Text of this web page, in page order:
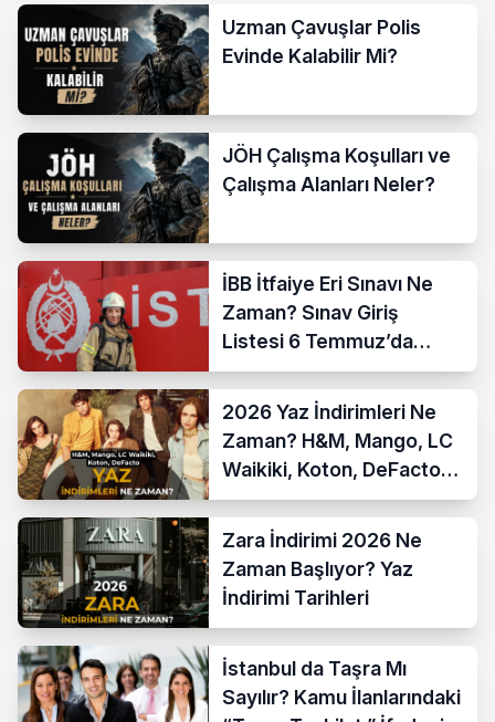
Uzman Çavuşlar Polis
Evinde Kalabilir Mi?
JÖH Çalışma Koşulları ve
Çalışma Alanları Neler?
İBB İtfaiye Eri Sınavı Ne
Zaman? Sınav Giriş
Listesi 6 Temmuz’da
Açıklanıyor
2026 Yaz İndirimleri Ne
Zaman? H&M, Mango, LC
Waikiki, Koton, DeFacto
İndirim Tarihleri
Zara İndirimi 2026 Ne
Zaman Başlıyor? Yaz
İndirimi Tarihleri
İstanbul da Taşra Mı
Sayılır? Kamu İlanlarındaki